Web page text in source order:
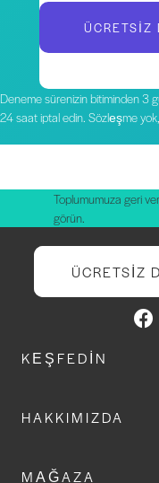
ÜCRETSIZ
Deneme sürenizin bitiminden 3
24 saat iptal edin. Sözleşme
Toplumumuza geri
görün.
ÜCRETSIZ
KEŞFEDIN
HAKKIMIZDA
MAĞAZA